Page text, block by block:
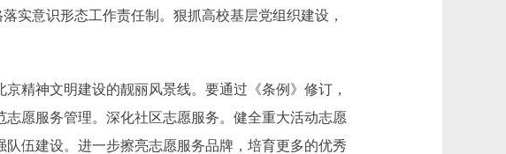
实意识形态工作责任制。狠抓高校基层党组织建设，
神文明建设的靓丽风景线。要通过《条例》修订，
愿服务管理。深化社区志愿服务。健全重大活动志愿
伍建设。进一步擦亮志愿服务品牌，培育更多的优秀